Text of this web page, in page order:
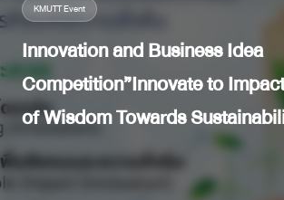
KMUTT Event
Innovation and Business Idea
Competition”Innovate to
of Wisdom Towards